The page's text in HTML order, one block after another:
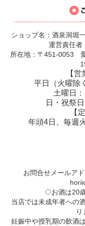
ショップ名：酒泉洞堀
運営責任
所在地：〒451-0053
【営
平日（火曜除
土曜日
日・祝祭
【
年頭4日、毎週
お問合せメールアド
◇お酒は20歳
当店では未成年者への
り
妊娠中や授乳期の飲酒